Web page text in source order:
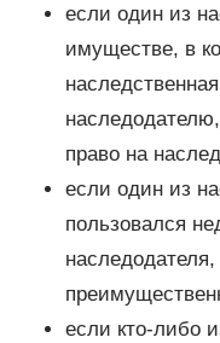
если один из
имуществе, в
право на
если один из
пользовался
если кто-либо